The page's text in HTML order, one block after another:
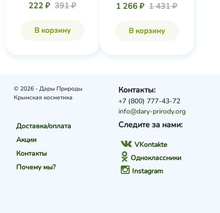
222 ₽ 391 ₽
В корзину
1 266 ₽ 1 431 ₽
В корзину
© 2026 - Дары Природы
Крымская косметика
Доставка/оплата
Акции
Контакты
Почему мы?
Следите за нами:
VKontakte
Одноклассники
Instagram
Контакты:
+7 (800) 777-43-72
info@dary-prirody.org